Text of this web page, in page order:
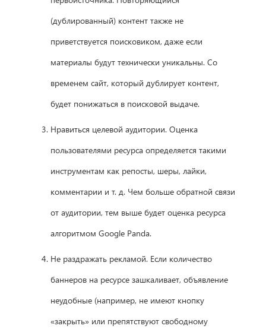
(дублированный) контент также не
приветствуется поисковиком, даже если
материалы будут технически уникальны. Со
временем сайт, который дублирует контент,
будет понижаться в поисковой выдаче.
Нравиться целевой аудитории. Оценка
пользователями ресурса определяется такими
инструментам как репосты, шеры, лайки,
комментарии и т. д. Чем больше обратной связи
от аудитории, тем выше будет оценка ресурса
алгоритмом Google Panda.
Не раздражать рекламой. Если количество
баннеров на ресурсе зашкаливает, объявление
неудобные (например, не имеют кнопку
«закрыть» или препятствуют свободному